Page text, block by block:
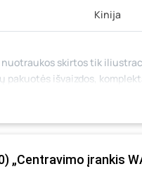
Kinija
skirtos tik
pakuotės išvaizdos,
yra bendrinio
ta kaina, kuri galioja
„Centravimo įrankis